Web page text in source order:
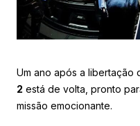
Um ano após a libertação
2 está de volta, pronto
missão emocionante.